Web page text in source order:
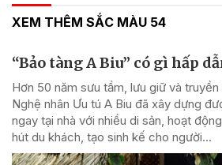
XEM THÊM SẮC MÀU 54
“Bảo tàng A Biu” có gì hấp
Hơn 50 năm sưu tầm, lưu giữ và truyền
Nghệ nhân Ưu tú A Biu đã xây dựng
ngay tại nhà với nhiều di sản, hoạt
hút du khách, tạo sinh kế cho người...